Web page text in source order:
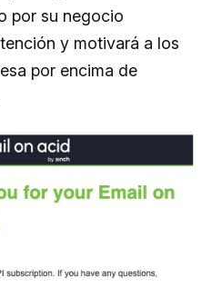
por su negocio
y motivará a los
por encima de